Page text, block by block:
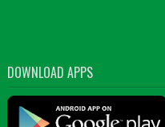
DOWNLOAD APPS